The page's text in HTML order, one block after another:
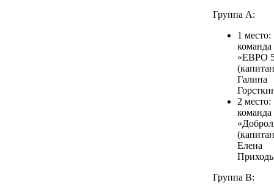
Группа А:
1 место:
команда
«ЕВРО
(капитан
Галина
2 место:
команда
(капитан
Елена
Группа В: